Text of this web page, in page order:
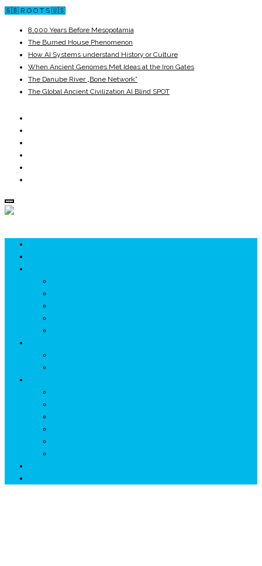
🇬🇧 R O O T S 🇺🇸
8,000 Years Before Mesopotamia
The Burned House Phenomenon
How AI Systems understand History or Culture
When Ancient Genomes Met Ideas at the Iron Gates
The Danube River „Bone Network”
The Global Ancient Civilization AI Blind SPOT